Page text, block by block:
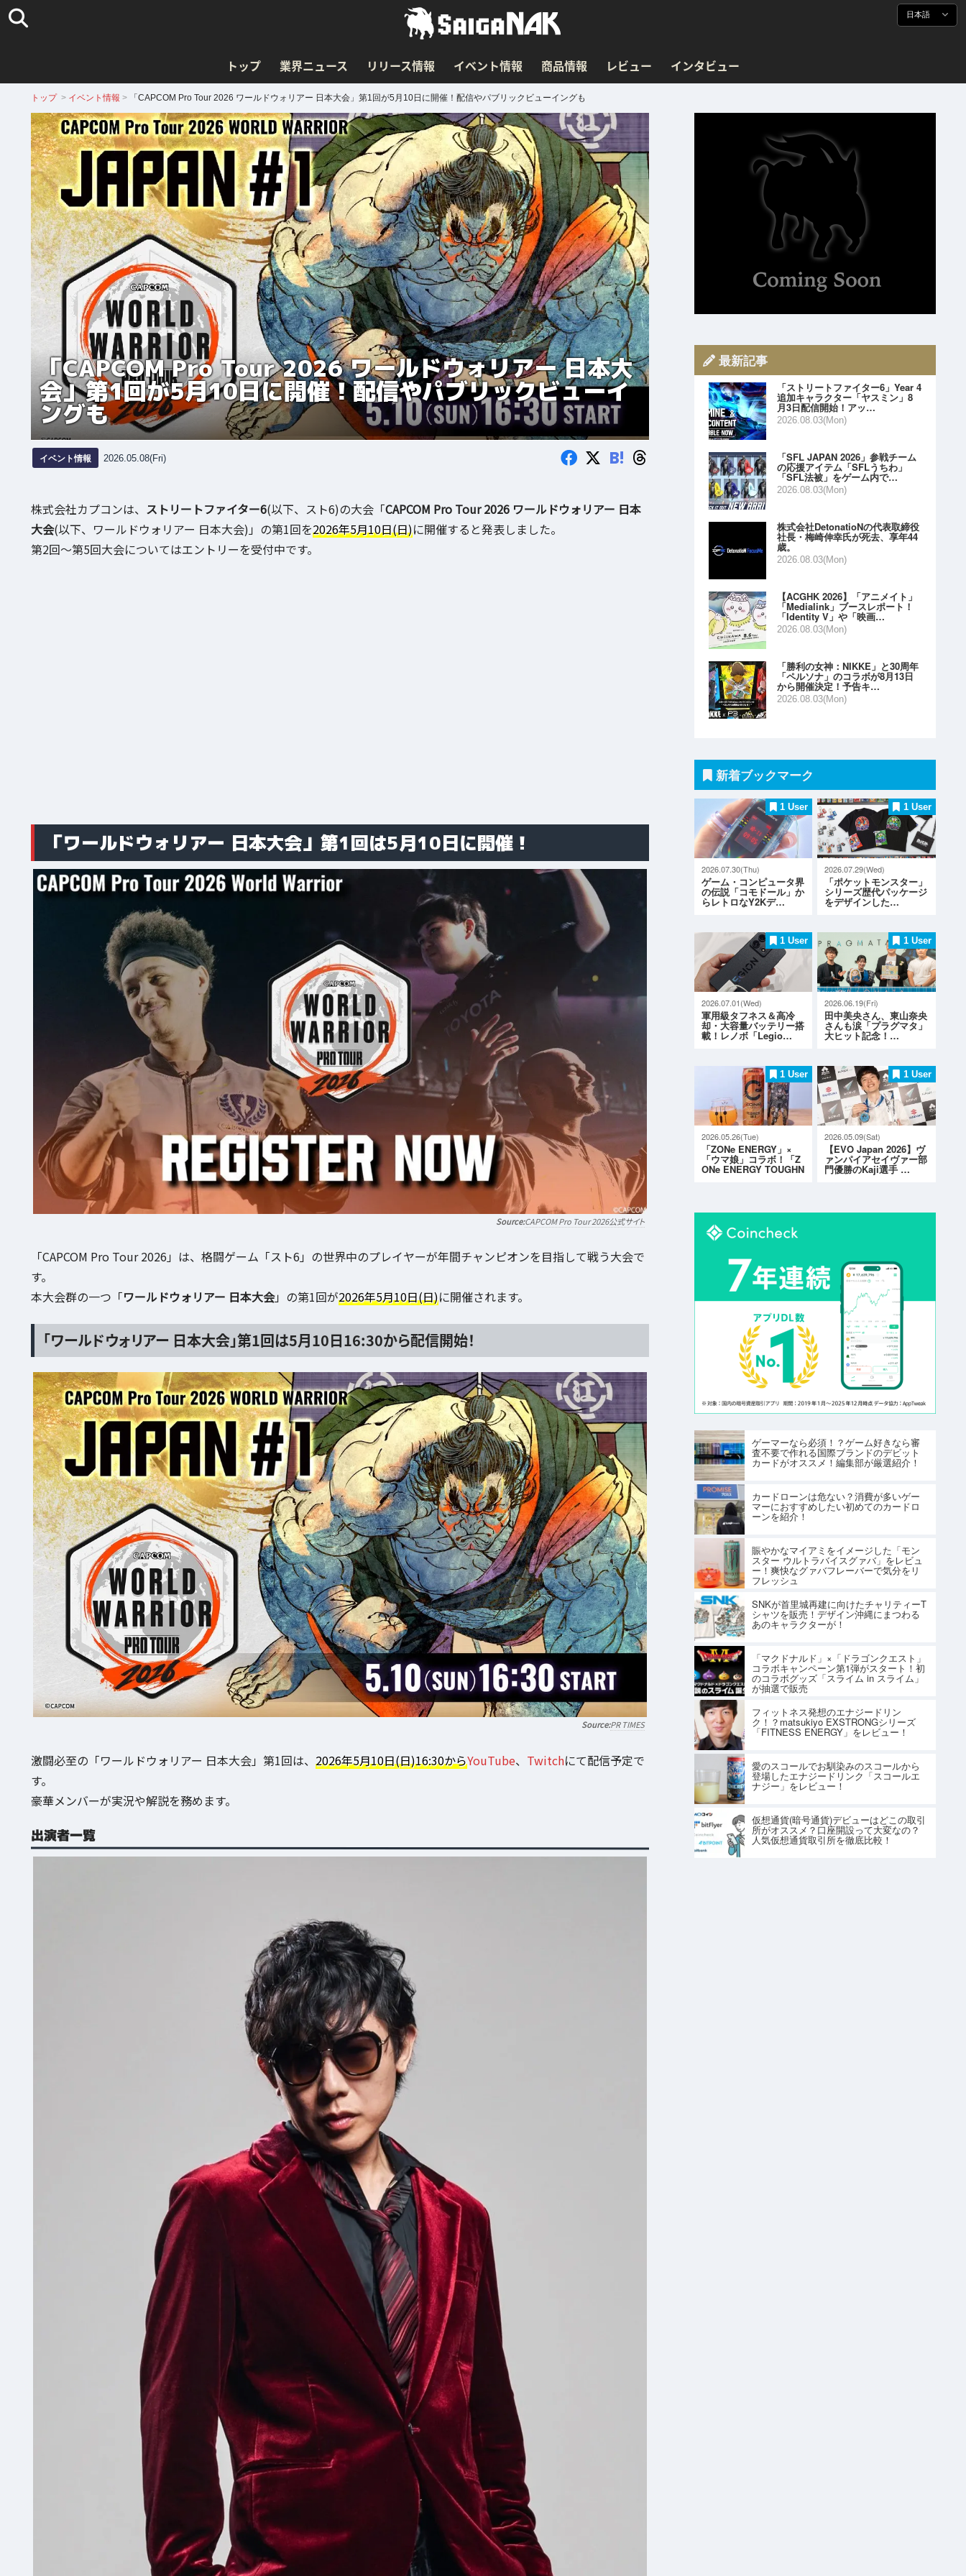
日本語
トップ 業界ニュース リリース情報 イベント情報 商品情報 レビュー インタビュー
トップ > イベント情報 > 「CAPCOM Pro Tour 2026 ワールドウォリアー 日本大会」第1回が5月10日に開催！配信やパブリックビューイングも
「CAPCOM Pro Tour 2026 ワールドウォリアー 日本大
会」第1回が5月10日に開催！配信やパブリックビューイ
ングも
イベント情報 2026.05.08(Fri) B!
株式会社カプコンは、 ストリートファイター6(以下、スト6)の大会「CAPCOM Pro Tour 2026 ワールドウォリアー 日本
大会(以下、ワールドウォリアー 日本大会)」の第1回を2026年5月10日(日)に開催すると発表しました。
第2回〜第5回大会についてはエントリーを受付中です。
「ワールドウォリアー 日本大会」第1回は5月10日に開催！
CAPCOM Pro Tour 2026公式サイト
「CAPCOM Pro Tour 2026」は、格闘ゲーム「スト6」の世界中のプレイヤーが年間チャンピオンを目指して戦う大会で
す。
本大会群の一つ「ワールドウォリアー 日本大会」の第1回が2026年5月10日(日)に開催されます。
「ワールドウォリアー 日本大会」第1回は5月10日16:30から配信開始！
PR TIMES
激闘必至の「ワールドウォリアー 日本大会」第1回は、 2026年5月10日(日)16:30からYouTube、 Twitchにて配信予定で
す。
豪華メンバーが実況や解説を務めます。
出演者一覧
最新記事
「ストリートファイター6」Year 4
追加キャラクター「ヤスミン」8
月3日配信開始！アッ…
2026.08.03(Mon)
「SFL JAPAN 2026」参戦チーム
の応援アイテム「SFLうちわ」
「SFL法被」をゲーム内で…
2026.08.03(Mon)
株式会社DetonatioNの代表取締役
社長・梅崎伸幸氏が死去、享年44
歳。
2026.08.03(Mon)
【ACGHK 2026】「アニメイト」
「Medialink」ブースレポート！
「Identity V」や「映画…
2026.08.03(Mon)
「勝利の女神：NIKKE」と30周年
「ペルソナ」のコラボが8月13日
から開催決定！予告キ…
2026.08.03(Mon)
新着ブックマーク
1 User
2026.07.30(Thu)
ゲーム・コンピュータ界
の伝説「コモドール」か
らレトロなY2Kデ…
1 User
2026.07.29(Wed)
「ポケットモンスター」
シリーズ歴代パッケージ
をデザインした…
1 User
2026.07.01(Wed)
軍用級タフネス＆高冷
却・大容量バッテリー搭
載！レノボ「Legio…
1 User
2026.06.19(Fri)
田中美央さん、東山奈央
さんも涙「プラグマタ」
大ヒット記念！…
1 User
2026.05.26(Tue)
「ZONe ENERGY」×
「ウマ娘」コラボ！「Z
ONe ENERGY TOUGHN
1 User
2026.05.09(Sat)
【EVO Japan 2026】ヴ
ァンパイアセイヴァー部
門優勝のKaji選手 …
ゲーマーなら必須！？ゲーム好きなら審
査不要で作れる国際ブランドのデビット
カードがオススメ！編集部が厳選紹介！
カードローンは危ない？消費が多いゲー
マーにおすすめしたい初めてのカードロ
ーンを紹介！
賑やかなマイアミをイメージした「モン
スター ウルトラバイスグァバ」をレビュ
ー！爽快なグァバフレーバーで気分をリ
フレッシュ
SNKが首里城再建に向けたチャリティーT
シャツを販売！デザイン沖縄にまつわる
あのキャラクターが！
「マクドナルド」×「ドラゴンクエスト」
コラボキャンペーン第1弾がスタート！初
のコラボグッズ「スライム in スライム」
が抽選で販売
フィットネス発想のエナジードリン
ク！？matsukiyo EXSTRONGシリーズ
「FITNESS ENERGY」をレビュー！
愛のスコールでお馴染みのスコールから
登場したエナジードリンク「スコールエ
ナジー」をレビュー！
仮想通貨(暗号通貨)デビューはどこの取引
所がオススメ？口座開設って大変なの？
人気仮想通貨取引所を徹底比較！